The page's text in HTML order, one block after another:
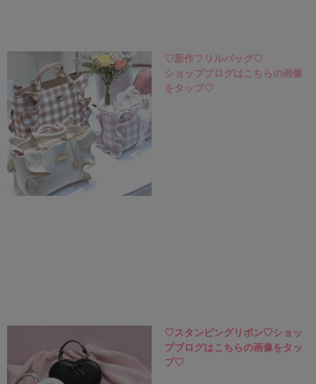
♡新作フリルバッグ♡
ショップブログはこちらの画像
をタップ♡
♡スタンピングリボン♡ショッ
プブログはこちらの画像をタッ
プ♡